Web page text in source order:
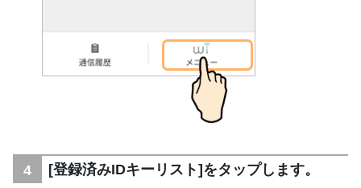
[登録済みIDキーリスト]をタップします。